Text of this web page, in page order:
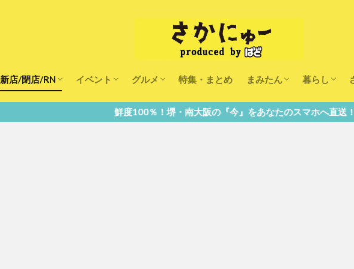
新店/閉店/RN イベント グルメ
ランチ
カフェ
特集・まとめ まみたん
まみたんイベント・おで
習い事・キャンペーン
幼稚園・こども園・保育
暮らし
医療
美容・健康
大人の習い
キッズ
子供の教育
子供の習い
おしごと
鮮度100％！堺・南大阪の『今』をあなたのスマホへ直送！